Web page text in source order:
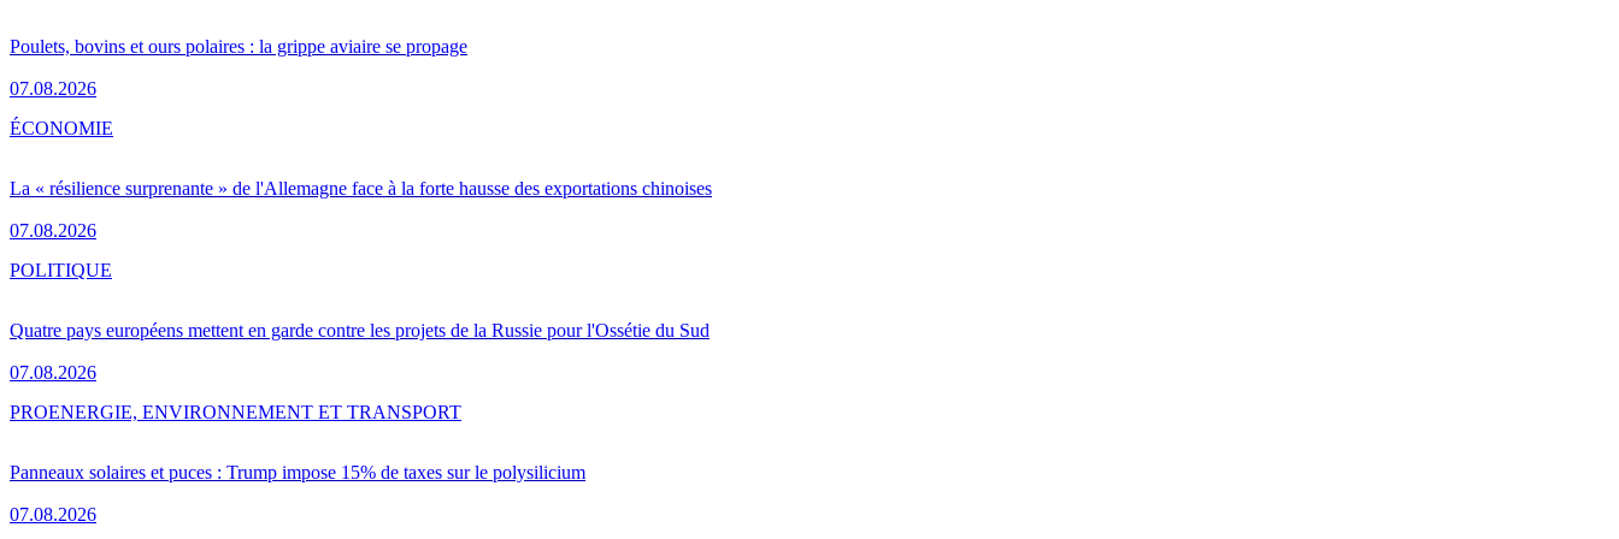
Poulets, bovins et ours polaires : la grippe aviaire se propage
07.08.2026
La « résilience surprenante » de l'Allemagne face à la forte hausse des exportations chinoises
07.08.2026
ÉCONOMIE
Quatre pays européens mettent en garde contre les projets de la Russie pour l'Ossétie du Sud
07.08.2026
POLITIQUE
Panneaux solaires et puces : Trump impose 15% de taxes sur le polysilicium
07.08.2026
PROENERGIE, ENVIRONNEMENT ET TRANSPORT